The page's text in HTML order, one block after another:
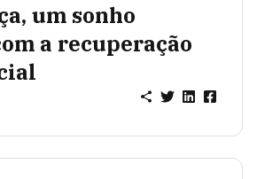
um sonho
a recuperação